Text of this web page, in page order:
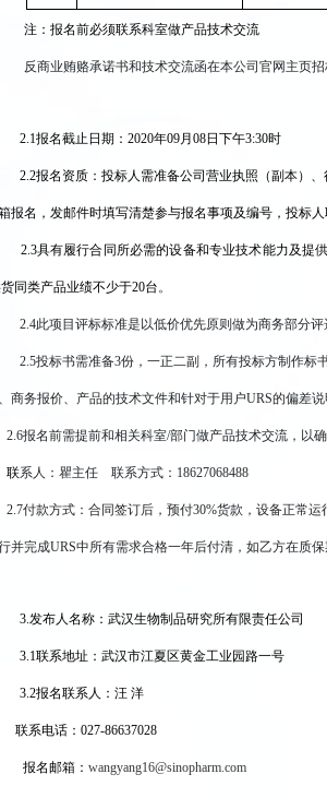
注：报名前必须联系科室做产品技术交流
反商业贿赂承诺书和技术交流函在本公司官网主页
2.1报名截止日期：2020年09月08日下午3:30时
2.2报名资质：投标人需准备公司营业执照（副本）
报名，发邮件时填写清楚参与报名事项及编号，投标人
2.3具有履行合同所必需的设备和专业技术能力及提
同类产品业绩不少于20台。
2.4此项目评标标准是以低价优先原则做为商务部分
2.5投标书需准备3份，一正二副，所有投标方制作标
商务报价、产品的技术文件和针对于用户URS的偏差说
2.6报名前需提前和相关科室/部门做产品技术交流，以
联系人：瞿主任 联系方式：18627068488
2.7付款方式：合同签订后，预付30%货款，设备正常
并完成URS中所有需求合格一年后付清，如乙方在质
3.发布人名称：武汉生物制品研究所有限责任公司
3.1联系地址：武汉市江夏区黄金工业园路一号
3.2报名联系人：汪 洋
联系电话：027-86637028
报名邮箱： wangyang16@sinopharm.com